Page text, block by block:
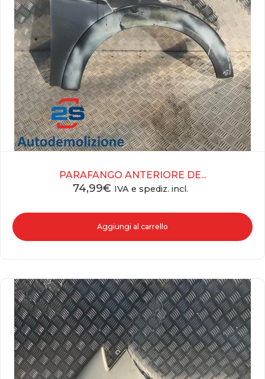
PARAFANGO ANTERIORE DE...
74,99€ IVA e spediz. incl.
Aggiungi al carrello